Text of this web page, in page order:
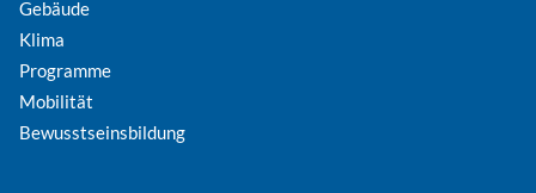
Gebäude
Klima
Programme
Mobilität
Bewusstseinsbildung